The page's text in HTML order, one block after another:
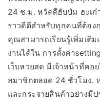
24 ช.ม. หวัดดีฮับป๋ม ฮะเก๋
ราวดีดีสำหรับทุกคนที่ต้อ
คุณสามารถเรียนรู้เพิ่มเติ
งานได้ใน การตั้งค่า
เว็บหวยสด มีเจ้าหน้าที่คอ
สมาชิกตลอด 24 ชั่วโมง.
และกระจายสินค้าอย่างมี